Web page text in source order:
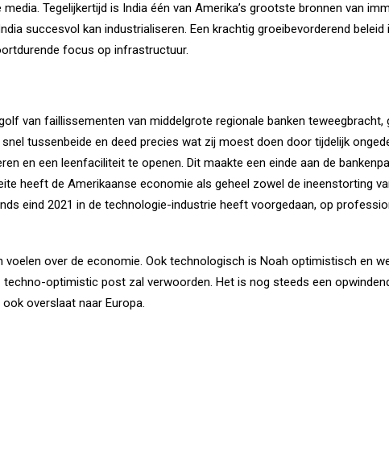
Tegelijkertijd is India één van Amerika’s grootste bronnen van
succesvol kan industrialiseren. Een krachtig groeibevorderend beleid
focus op infrastructuur.
van faillissementen van middelgrote regionale banken teweegbracht,
tussenbeide en deed precies wat zij moest doen door tijdelijk
en een leenfaciliteit te openen. Dit maakte een einde aan de
heeft de Amerikaanse economie als geheel zowel de ineenstorting
eind 2021 in de technologie-industrie heeft voorgedaan, op
over de economie. Ook technologisch is Noah optimistisch en
optimistic post zal verwoorden. Het is nog steeds een
overslaat naar Europa.